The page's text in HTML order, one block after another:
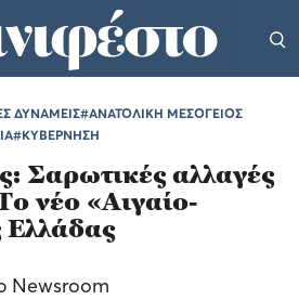
ΔΥΝΑΜΕΙΣ#ΑΝΑΤΟΛΙΚΗ ΜΕΣΟΓΕΙΟΣ
#ΚΥΒΕΡΝΗΣΗ
Σαρωτικές αλλαγές
νέο «Αιγαίο-
Ελλάδας
Newsroom